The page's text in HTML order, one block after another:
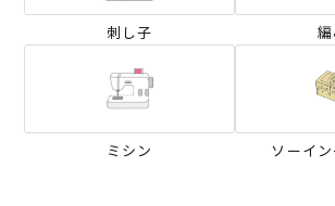
刺し子
ミシン ソーイ